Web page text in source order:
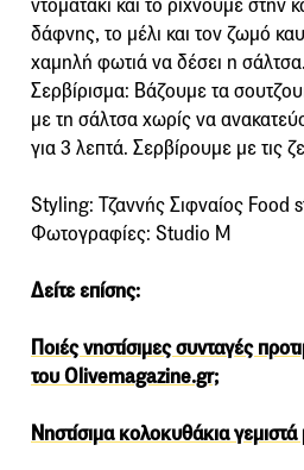
δάφνης, το μέλι και τον ζωμό
χαμηλή φωτιά να δέσει η σάλτσα.
Σερβίρισμα: Βάζουμε τα
με τη σάλτσα χωρίς να
για 3 λεπτά. Σερβίρουμε με τις
Styling: Τζαννής Σιφναίος
Φωτογραφίες: Studio M
Δείτε επίσης:
Ποιές νηστίσιμες συνταγές
του Οlivemagazine.gr;
Νηστίσιμα κολοκυθάκια